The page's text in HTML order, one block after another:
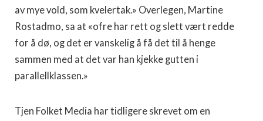
av mye vold, som kvelertak.» Overlegen, Martine
Rostadmo, sa at «ofre har rett og slett vært redde
for å dø, og det er vanskelig å få det til å henge
sammen med at det var han kjekke gutten i
parallellklassen.»
Tjen Folket Media har tidligere skrevet om en